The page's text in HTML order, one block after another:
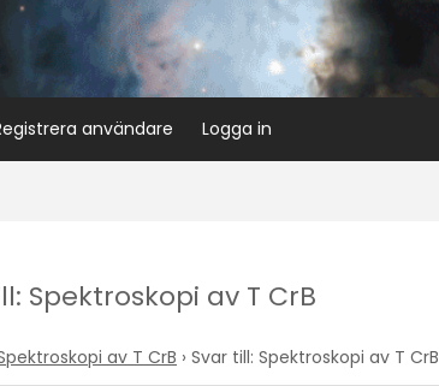
användare Logga in
Spektroskopi av T CrB
av T CrB › Svar till: Spektroskopi av T CrB